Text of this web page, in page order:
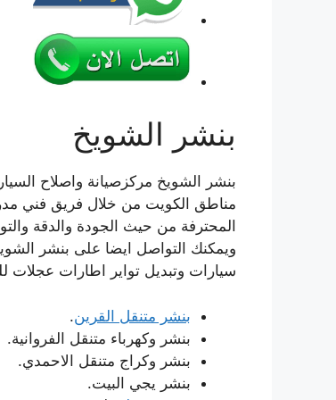
بنشر الشويخ
بنشر الشويخ مركزصيانة واصلاح
مناطق الكويت من خلال فريق فني
المحترفة من حيث الجودة والدقة
ويمكنك التواصل ايضا على بنشر
سيارات وتبديل تواير اطارات عجلات
بنشر متنقل القرين.
بنشر وكهرباء متنقل الفروانية.
بنشر وكراج متنقل الاحمدي.
بنشر يجي البيت.